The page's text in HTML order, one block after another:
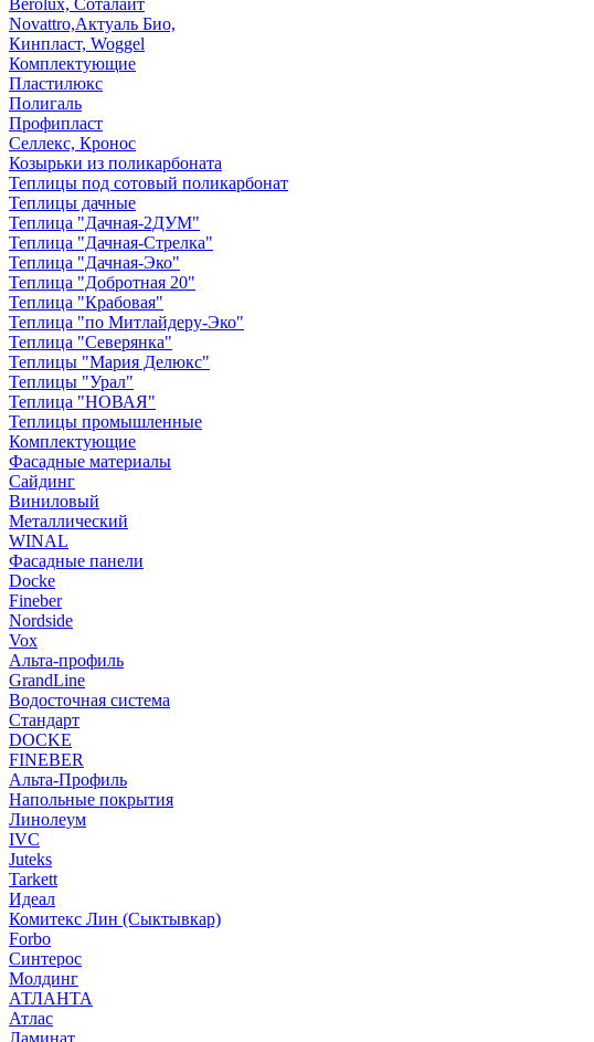
Berolux, Соталайт
Novattro,Актуаль Био,
Кинпласт, Woggel
Комплектующие
Пластилюкс
Полигаль
Профипласт
Селлекс, Кронос
Козырьки из поликарбоната
Теплицы под сотовый поликарбонат
Теплицы дачные
Теплица "Дачная-2ДУМ"
Теплица "Дачная-Стрелка"
Теплица "Дачная-Эко"
Теплица "Добротная 20"
Теплица "Крабовая"
Теплица "по Митлайдеру-Эко"
Теплица "Северянка"
Теплицы "Мария Делюкс"
Теплицы "Урал"
Теплица "НОВАЯ"
Теплицы промышленные
Комплектующие
Фасадные материалы
Сайдинг
Виниловый
Металлический
WINAL
Фасадные панели
Docke
Fineber
Nordside
Vox
Альта-профиль
GrandLine
Водосточная система
Стандарт
DOCKE
FINEBER
Альта-Профиль
Напольные покрытия
Линолеум
IVC
Juteks
Tarkett
Идеал
Комитекс Лин (Сыктывкар)
Forbo
Синтерос
Молдинг
АТЛАНТА
Атлас
Ламинат